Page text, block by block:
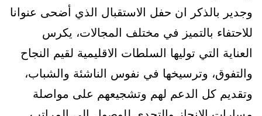
وجدير بالذكر ان حفل الاستقبال الذي أضحى عنوانا
للاحتفاء بالتميز في مختلف المجالات، يكرس
العناية التي توليها السلطات الاقليمية لقيم النجاح
والتفوق، وترسيخها في نفوس الناشئة والشباب،
وتقديم كل الدعم لهم وتشجيعهم على مواصلة